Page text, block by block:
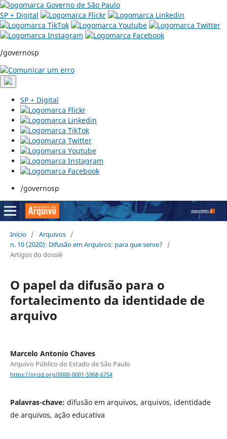
SP + Digital
/governosp
SP + Digital
/governosp
Início / Arquivos /
n. 10 (2020): Difusão em Arquivos: para que serve?
/
Artigos do dossiê
O papel da difusão para o
fortalecimento da identidade de
arquivo
Marcelo Antonio Chaves
Arquivo Público do Estado de São Paulo
https://orcid.org/0000-0001-5968-6754
Palavras-chave: difusão em arquivos, arquivos, identidade
de arquivos, ação educativa